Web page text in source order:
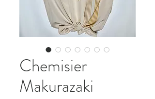
Chemisier
Makurazaki